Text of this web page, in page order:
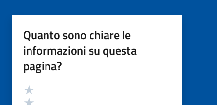
Quanto sono chiare le
informazioni su questa
pagina?
Valutazione